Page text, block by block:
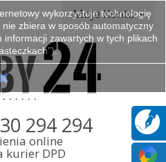
Moje Konto
294 294
online
kurier DPD
wykorzystuje technologię
zbiera w sposób automatyczny
zawartych w tych plikach